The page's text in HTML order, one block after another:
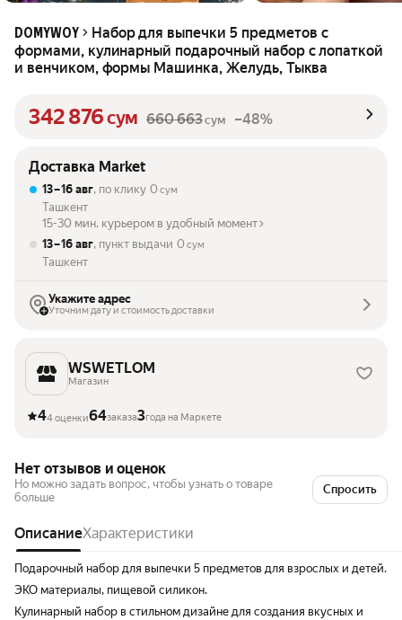
DOMYWOY
Набор для выпечки 5 предметов с
формами, кулинарный подарочный набор с лопаткой
и венчиком, формы Машинка, Желудь, Тыква
342 876сум 660 663сум –48%
Доставка Market
13 – 16 авг, по клику 0 сум
Ташкент
15-30 мин. курьером в удобный момент
13 – 16 авг, пункт выдачи 0 сум
Ташкент
Укажите адрес
Уточним дату и стоимость доставки
WSWETLOM
Магазин
44 оценки64заказа3года на Маркете
Нет отзывов и оценок
Но можно задать вопрос, чтобы узнать о товаре
больше
Спросить
ОписаниеХарактеристики
Подарочный набор для выпечки 5 предметов для взрослых и детей.
ЭКО материалы, пищевой силикон.
Кулинарный набор в стильном дизайне для создания вкусных и